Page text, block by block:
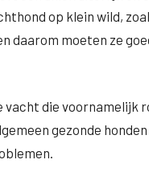
op klein wild,
daarom moeten ze
vacht die voornamelijk
gezonde